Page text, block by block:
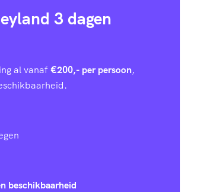
3 dagen
al vanaf€200,- per persoon,
beschikbaarheid